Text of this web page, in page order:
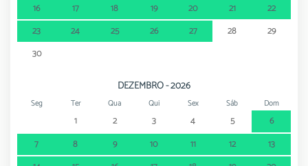
16
17 18 19 20 21
22
23
24 25 26 27 28
29
30
DEZEMBRO - 2026
Seg Ter Qua Qui Sex Sáb Dom
1 2 3 4 5
6
7
8 9 10 11 12
13